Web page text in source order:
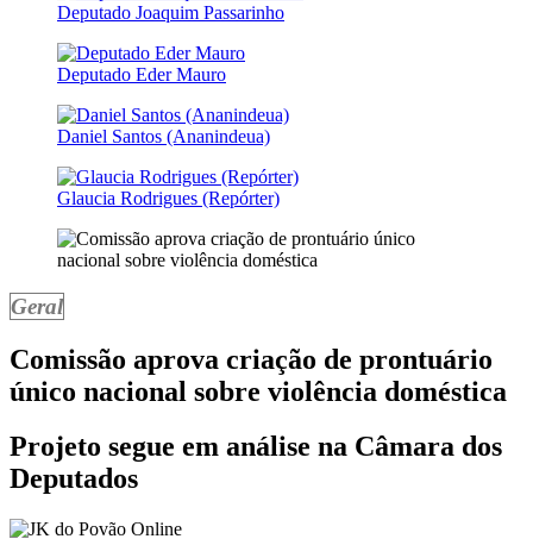
Deputado Joaquim Passarinho
Deputado Eder Mauro
Daniel Santos (Ananindeua)
Glaucia Rodrigues (Repórter)
Geral
Comissão aprova criação de prontuário
único nacional sobre violência doméstica
Projeto segue em análise na Câmara dos
Deputados